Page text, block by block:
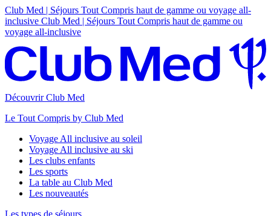
Club Med | Séjours Tout Compris haut de gamme ou voyage all-
inclusive Club Med | Séjours Tout Compris haut de gamme ou
voyage all-inclusive
Découvrir Club Med
Le Tout Compris by Club Med
Voyage All inclusive au soleil
Voyage All inclusive au ski
Les clubs enfants
Les sports
La table au Club Med
Les nouveautés